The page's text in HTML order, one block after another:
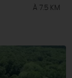
À 7.5 KM